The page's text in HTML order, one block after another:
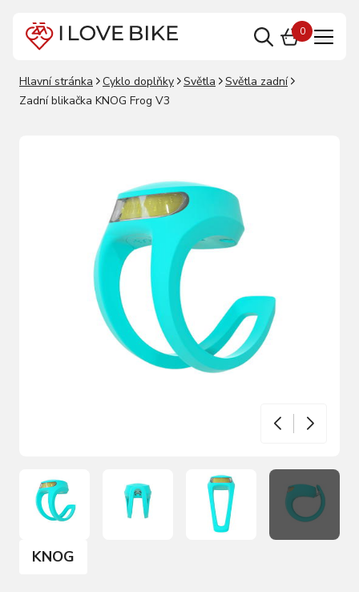
0
Hlavní stránka Cyklo doplňky Světla
Světla zadní
Zadní blikačka KNOG Frog V3
KNOG